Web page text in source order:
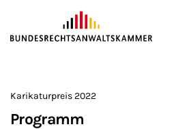
ZUM HAUPTINHALT SPRINGEN
Karikaturpreis 2022
Programm